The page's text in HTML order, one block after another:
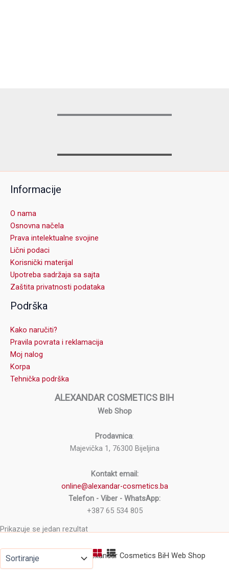
Prikazuje se jedan rezultat
Informacije
O nama
Osnovna načela
Prava intelektualne svojine
Lični podaci
Korisnički materijal
Upotreba sadržaja sa sajta
Zaštita privatnosti podataka
Podrška
Kako naručiti?
Pravila povrata i reklamacija
Moj nalog
Korpa
Tehnička podrška
ALEXANDAR COSMETICS BIH
Web Shop
Prodavnica:
Majevička 1, 76300 Bijeljina
Kontakt email:
online@alexandar-cosmetics.ba
Telefon - Viber - WhatsApp:
+387 65 534 805
Copyright © 2026 Alexandar Cosmetics BiH Web Shop